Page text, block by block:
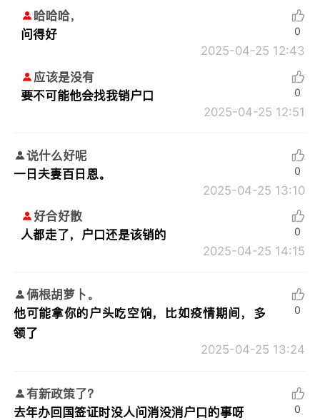
哈哈哈，
问得好
2025-04-25 12:43
0
应该是没有
要不可能他会找我销户口
2025-04-25 12:51
0
说什么好呢
一日夫妻百日恩。
2025-04-25 13:10
0
好合好散
人都走了，户口还是该销的
2025-04-25 14:15
0
俩根胡萝卜。
他可能拿你的户头吃空饷，比如疫情期间，多
领了
2025-04-25 13:24
0
有新政策了？
去年办回国签证时没人问消没消户口的事呀
0